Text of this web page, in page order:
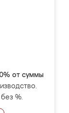
от суммы
%.